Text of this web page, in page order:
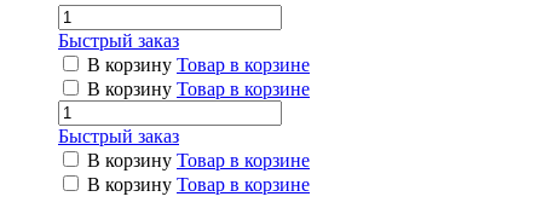
Быстрый заказ
В корзину Товар в корзине
В корзину Товар в корзине
Быстрый заказ
В корзину Товар в корзине
В корзину Товар в корзине